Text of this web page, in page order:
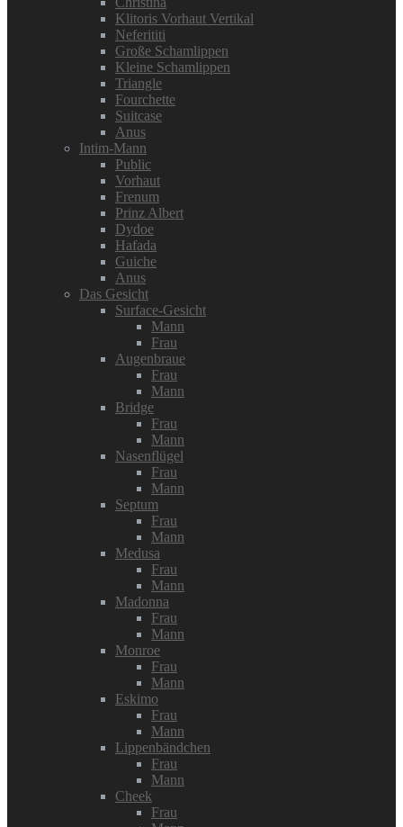
Klitoris Vorhaut Vertikal
Neferititi
Große Schamlippen
Kleine Schamlippen
Triangle
Fourchette
Suitcase
Anus
Intim-Mann
Public
Vorhaut
Frenum
Prinz Albert
Dydoe
Hafada
Guiche
Anus
Das Gesicht
Surface-Gesicht
Mann
Frau
Augenbraue
Frau
Mann
Bridge
Frau
Mann
Nasenflügel
Frau
Mann
Septum
Frau
Mann
Medusa
Frau
Mann
Madonna
Frau
Mann
Monroe
Frau
Mann
Eskimo
Frau
Mann
Lippenbändchen
Frau
Mann
Cheek
Frau